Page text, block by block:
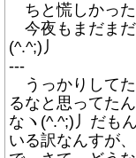
ちと慌しかった
今夜もまだまだ
(^.^;)丿
---
うっかりして
るなと思ってた
なヽ(^.^;)丿だも
いる訳なんすが